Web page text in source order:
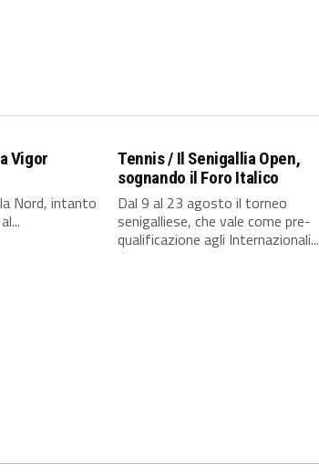
Vigor
Nord, intanto
Tennis / Il Senigallia Open,
sognando il Foro Italico
Dal 9 al 23 agosto il torneo
senigalliese, che vale come pre-
qualificazione agli Internazionali...